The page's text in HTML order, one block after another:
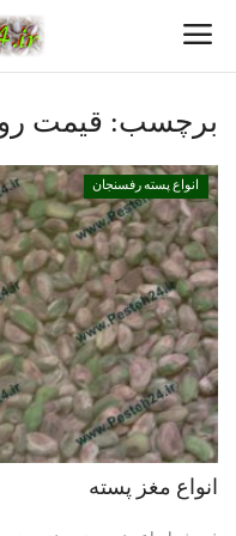
خانه
بهترین پسته رفسنجان
پسته رفسنجان
انواع پسته رفسنجان
پسته اعلا رفسنجان
قیمت روزانه پسته
خرید پسته رفسنجان
برچسب: قیمت
انواع پسته رفسنجان
انواع مغز پسته